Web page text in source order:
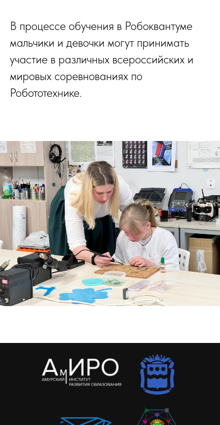
В процессе обучения в Робоквантуме
мальчики и девочки могут принимать
участие в различных всероссийских и
мировых соревнованиях по
Робототехнике.